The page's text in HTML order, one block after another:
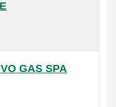
GAS SPA